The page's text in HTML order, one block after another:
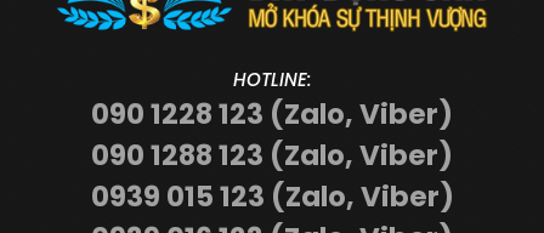
HOTLINE:
090 1228 123 (Zalo, Viber)
090 1288 123 (Zalo, Viber)
0939 015 123 (Zalo, Viber)